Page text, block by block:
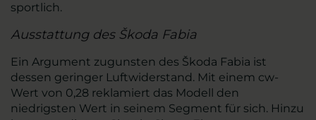
sportlich.
Ausstattung des Škoda Fabia
Ein Argument zugunsten des Škoda Fabia ist
dessen geringer Luftwiderstand. Mit einem cw-
Wert von 0,28 reklamiert das Modell den
niedrigsten Wert in seinem Segment für sich. Hinzu